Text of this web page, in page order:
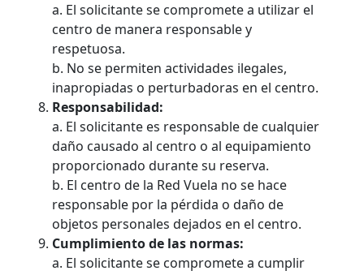
a. El solicitante se compromete a utilizar el
centro de manera responsable y
respetuosa.
b. No se permiten actividades ilegales,
inapropiadas o perturbadoras en el centro.
Responsabilidad:
a. El solicitante es responsable de cualquier
daño causado al centro o al equipamiento
proporcionado durante su reserva.
b. El centro de la Red Vuela no se hace
responsable por la pérdida o daño de
objetos personales dejados en el centro.
Cumplimiento de las normas:
a. El solicitante se compromete a cumplir